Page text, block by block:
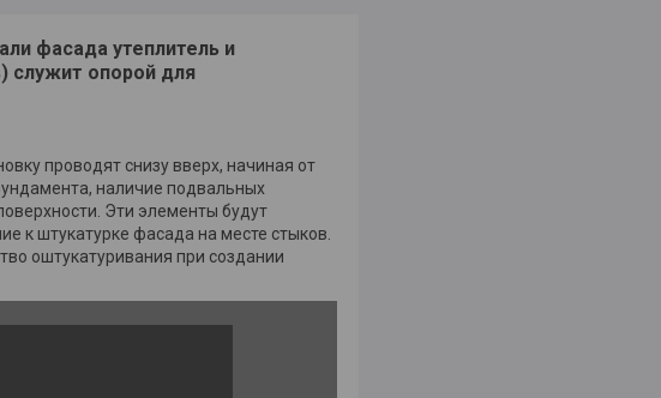
фасада утеплитель и
служит опорой для
проводят снизу вверх, начиная от
наличие подвальных
Эти элементы будут
к штукатурке фасада на месте стыков.
оштукатуривания при создании